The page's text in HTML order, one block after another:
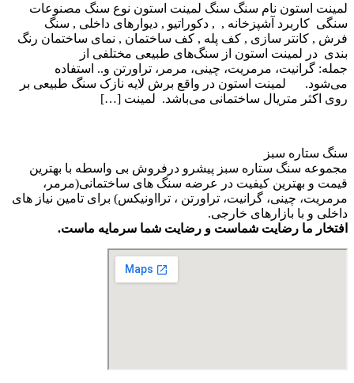
لمینت استون نام سنگ سنگ لمینت استون نوع سنگ مصنوعات
سنگی کاربرد آشپزخانه , , دکوراتیو , دیوارهای داخلی , سنگ
فرش , کانتر سازی , کف پله , کف ساختمان , نمای ساختمان رنگ
بندی در لمینت استون از سنگ‌های طبیعی مختلفی از
جمله: گرانیت، مرمریت، چینی، مرمر، تراورتن و.. استفاده
می‌شود. لمینت استون در واقع برش لایه نازک سنگ طبیعی بر
روی اکثر متریال ساختمانی می‌باشد. لمینت […]
سنگ ستاره سبز
مجموعه سنگ ستاره سبز پیشرو درفروش بی واسطه با بهترین
قیمت و بهترین کیفیت در عرضه سنگ های ساختمانی(مرمر،
مرمریت، چینی، گرانیت، تراورتن ، ترااونیکس) برای تامین نیاز های
داخلی و با بازارهای خارجی.
افتخار ما رضایت شماست و رضایت شما سرمایه ماست.